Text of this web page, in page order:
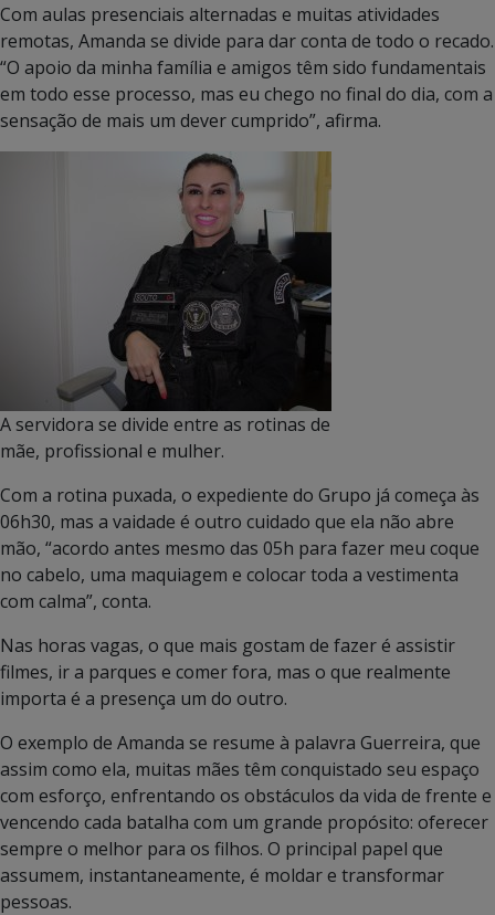
Com aulas presenciais alternadas e muitas atividades
remotas, Amanda se divide para dar conta de todo o recado.
“O apoio da minha família e amigos têm sido fundamentais
em todo esse processo, mas eu chego no final do dia, com a
sensação de mais um dever cumprido”, afirma.
A servidora se divide entre as rotinas de
mãe, profissional e mulher.
Com a rotina puxada, o expediente do Grupo já começa às
06h30, mas a vaidade é outro cuidado que ela não abre
mão, “acordo antes mesmo das 05h para fazer meu coque
no cabelo, uma maquiagem e colocar toda a vestimenta
com calma”, conta.
Nas horas vagas, o que mais gostam de fazer é assistir
filmes, ir a parques e comer fora, mas o que realmente
importa é a presença um do outro.
O exemplo de Amanda se resume à palavra Guerreira, que
assim como ela, muitas mães têm conquistado seu espaço
com esforço, enfrentando os obstáculos da vida de frente e
vencendo cada batalha com um grande propósito: oferecer
sempre o melhor para os filhos. O principal papel que
assumem, instantaneamente, é moldar e transformar
pessoas.